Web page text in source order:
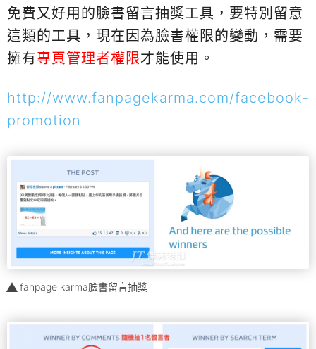
免費又好用的臉書留言抽獎工具，要特別留意
這類的工具，現在因為臉書權限的變動，需要
擁有專頁管理者權限才能使用。
http://www.fanpagekarma.com/facebook-
promotion
fanpage karma臉書留言抽獎